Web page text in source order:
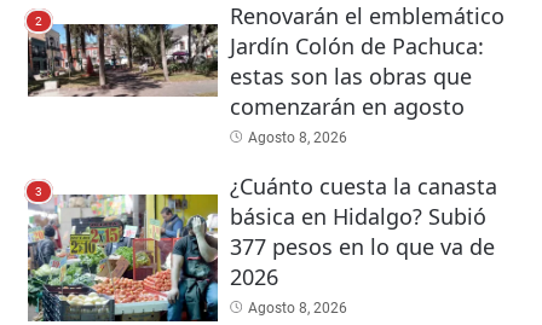
2
Renovarán el emblemático
Jardín Colón de Pachuca:
estas son las obras que
comenzarán en agosto
Agosto 8, 2026
3
¿Cuánto cuesta la canasta
básica en Hidalgo? Subió
377 pesos en lo que va de
2026
Agosto 8, 2026